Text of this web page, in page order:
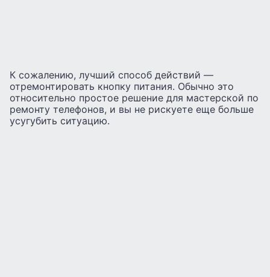
К сожалению, лучший способ действий —
отремонтировать кнопку питания. Обычно это
относительно простое решение для мастерской по
ремонту телефонов, и вы не рискуете еще больше
усугубить ситуацию.